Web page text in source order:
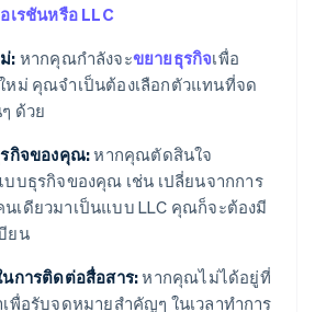
เรชันหรือ LLC
:หากคุณกำลังจะขยายธุรกิจเพื่อ
หม่ คุณจำเป็นต้องเลือกตัวแทนที่จด
ด้วย
กิจของคุณ:หากคุณตัดสินใจ
บธุรกิจของคุณ เช่น เปลี่ยนจากการ
เดียวมาเป็นแบบ LLC คุณก็จะต้องมี
ยน
การติดต่อสื่อสาร:หากคุณไม่ได้อยู่ที่
พื่อรับจดหมายสำคัญๆ ในเวลาทำการ